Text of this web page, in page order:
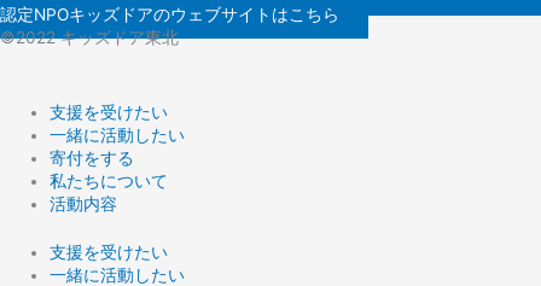
認定NPOキッズドアのウェブサイトはこちら
©️2022 キッズドア東北
支援を受けたい
一緒に活動したい
寄付をする
私たちについて
活動内容
支援を受けたい
一緒に活動したい